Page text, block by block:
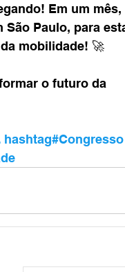
Em um mês,
Paulo, para
mobilidade! 🚀
o futuro da
hashtag#Congresso